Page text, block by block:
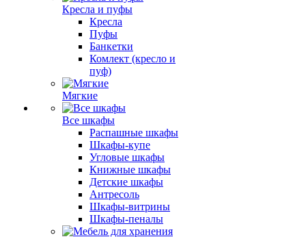
Кресла и пуфы
Кресла
Пуфы
Банкетки
Комлект (кресло и
пуф)
Мягкие
Все шкафы
Распашные шкафы
Шкафы-купе
Угловые шкафы
Книжные шкафы
Детские шкафы
Антресоль
Шкафы-витрины
Шкафы-пеналы